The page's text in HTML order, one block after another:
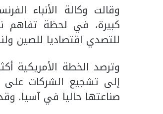
وقالت وكالة الأنباء
كبيرة، في لحظة تفاهم
للتصدي اقتصاديا للصين
إلى تشجيع الشركات على
صناعتها حاليا في آسيا. وقد نالت